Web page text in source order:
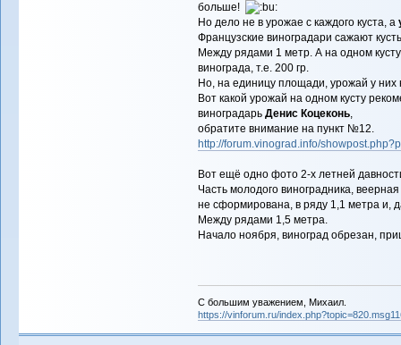
больше!
Но дело не в урожае с каждого куста, а
Французские виноградари сажают
Между рядами 1 метр. А на одном кусту
винограда, т.е. 200 гр.
Но, на единицу площади, урожай у них
Вот какой урожай на одном кусту
виноградарь Денис Коцеконь,
обратите внимание на пункт №12.
http://forum.vinograd.info/
Вот ещё одно фото 2-х летней
Часть молодого виноградника,
не сформирована, в ряду 1,1 метра и,
Между рядами 1,5 метра.
Начало ноября, виноград обрезан,
С большим уважением, Михаил.
https://vinforum.ru/